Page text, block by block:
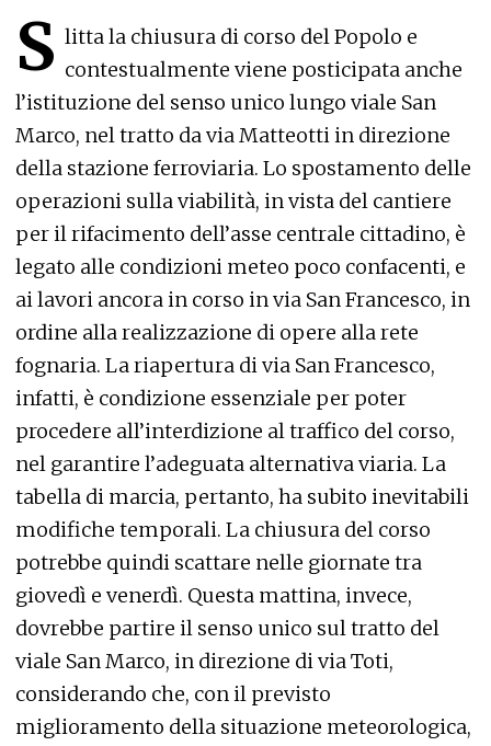
S litta la chiusura di corso del Popolo e
contestualmente viene posticipata anche
l’istituzione del senso unico lungo viale San
Marco, nel tratto da via Matteotti in direzione
della stazione ferroviaria. Lo spostamento delle
operazioni sulla viabilità, in vista del cantiere
per il rifacimento dell’asse centrale cittadino, è
legato alle condizioni meteo poco confacenti, e
ai lavori ancora in corso in via San Francesco, in
ordine alla realizzazione di opere alla rete
fognaria. La riapertura di via San Francesco,
infatti, è condizione essenziale per poter
procedere all’interdizione al traffico del corso,
nel garantire l’adeguata alternativa viaria. La
tabella di marcia, pertanto, ha subito inevitabili
modifiche temporali. La chiusura del corso
potrebbe quindi scattare nelle giornate tra
giovedì e venerdì. Questa mattina, invece,
dovrebbe partire il senso unico sul tratto del
viale San Marco, in direzione di via Toti,
considerando che, con il previsto
miglioramento della situazione meteorologica,